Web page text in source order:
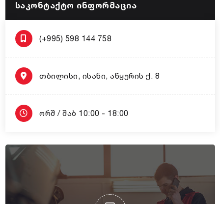
საკონტაქტო ინფორმაცია
(+995) 598 144 758
თბილისი, ისანი, აწყურის ქ. 8
ორშ / შაბ 10:00 - 18:00